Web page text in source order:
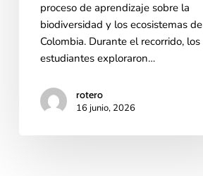
proceso de aprendizaje sobre la
biodiversidad y los ecosistemas de
Colombia. Durante el recorrido, los
estudiantes exploraron…
rotero
16 junio, 2026